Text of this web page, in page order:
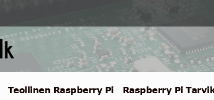
Teollinen Raspberry Pi Raspberry Pi